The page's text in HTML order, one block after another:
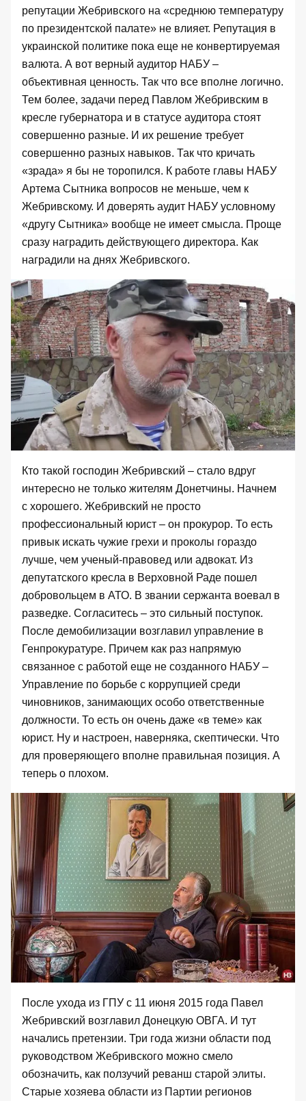
репутации Жебривского на «среднюю температуру
по президентской палате» не влияет. Репутация в
украинской политике пока еще не конвертируемая
валюта. А вот верный аудитор НАБУ –
объективная ценность. Так что все вполне логично.
Тем более, задачи перед Павлом Жебривским в
кресле губернатора и в статусе аудитора стоят
совершенно разные. И их решение требует
совершенно разных навыков. Так что кричать
«зрада» я бы не торопился. К работе главы НАБУ
Артема Сытника вопросов не меньше, чем к
Жебривскому. И доверять аудит НАБУ условному
«другу Сытника» вообще не имеет смысла. Проще
сразу наградить действующего директора. Как
наградили на днях Жебривского.
Кто такой господин Жебривский – стало вдруг
интересно не только жителям Донетчины. Начнем
с хорошего. Жебривский не просто
профессиональный юрист – он прокурор. То есть
привык искать чужие грехи и проколы гораздо
лучше, чем ученый-правовед или адвокат. Из
депутатского кресла в Верховной Раде пошел
добровольцем в АТО. В звании сержанта воевал в
разведке. Согласитесь – это сильный поступок.
После демобилизации возглавил управление в
Генпрокуратуре. Причем как раз напрямую
связанное с работой еще не созданного НАБУ –
Управление по борьбе с коррупцией среди
чиновников, занимающих особо ответственные
должности. То есть он очень даже «в теме» как
юрист. Ну и настроен, наверняка, скептически. Что
для проверяющего вполне правильная позиция. А
теперь о плохом.
После ухода из ГПУ с 11 июня 2015 года Павел
Жебривский возглавил Донецкую ОВГА. И тут
начались претензии. Три года жизни области под
руководством Жебривского можно смело
обозначить, как ползучий реванш старой элиты.
Старые хозяева области из Партии регионов